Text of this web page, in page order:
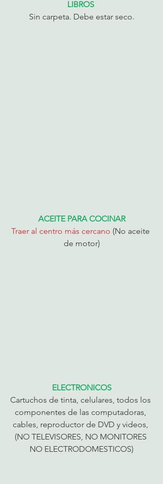
LIBROS
Sin carpeta. Debe estar seco.
ACEITE PARA COCINAR
Traer al centro más cercano (No aceite
de motor)
ELECTRONICOS
Cartuchos de tinta, celulares, todos los
componentes de las computadoras,
cables, reproductor de DVD y videos,
(NO TELEVISORES, NO MONITORES
NO ELECTRODOMESTICOS)